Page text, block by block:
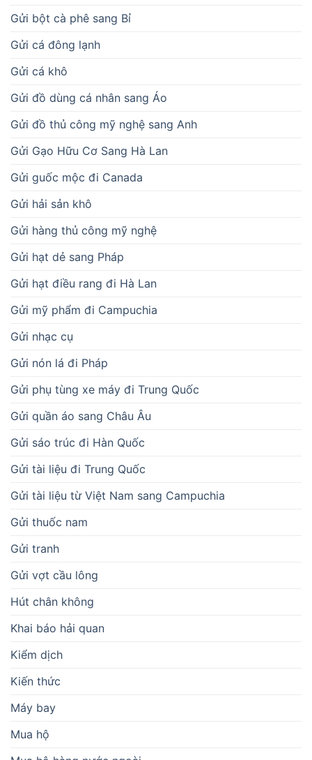
Gửi bột cà phê sang Bỉ
Gửi cá đông lạnh
Gửi cá khô
Gửi đồ dùng cá nhân sang Áo
Gửi đồ thủ công mỹ nghệ sang Anh
Gửi Gạo Hữu Cơ Sang Hà Lan
Gửi guốc mộc đi Canada
Gửi hải sản khô
Gửi hàng thủ công mỹ nghệ
Gửi hạt dẻ sang Pháp
Gửi hạt điều rang đi Hà Lan
Gửi mỹ phẩm đi Campuchia
Gửi nhạc cụ
Gửi nón lá đi Pháp
Gửi phụ tùng xe máy đi Trung Quốc
Gửi quần áo sang Châu Âu
Gửi sáo trúc đi Hàn Quốc
Gửi tài liệu đi Trung Quốc
Gửi tài liệu từ Việt Nam sang Campuchia
Gửi thuốc nam
Gửi tranh
Gửi vợt cầu lông
Hút chân không
Khai báo hải quan
Kiểm dịch
Kiến thức
Máy bay
Mua hộ